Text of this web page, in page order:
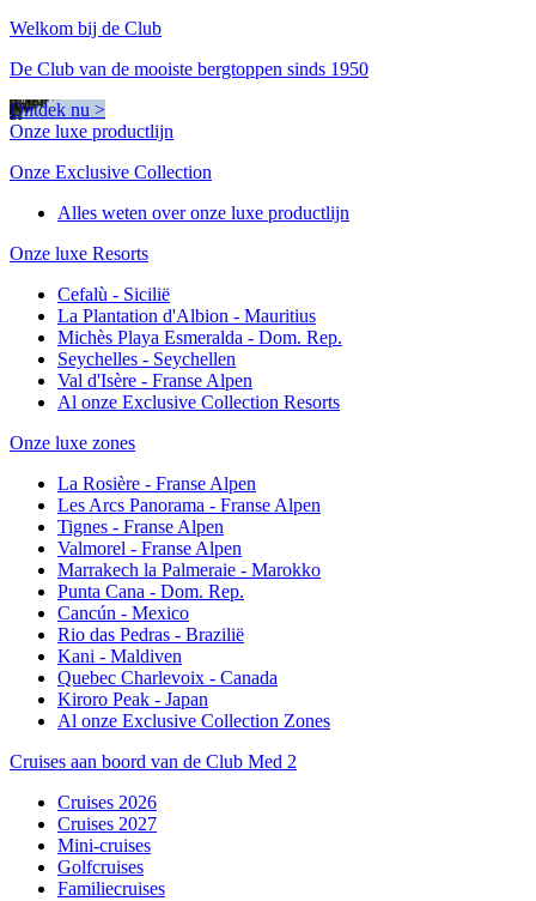
Welkom bij de Club
De Club van de mooiste bergtoppen sinds 1950
Ontdek nu >
Onze luxe productlijn
Onze Exclusive Collection
Alles weten over onze luxe productlijn
Onze luxe Resorts
Cefalù - Sicilië
La Plantation d'Albion - Mauritius
Michès Playa Esmeralda - Dom. Rep.
Seychelles - Seychellen
Val d'Isère - Franse Alpen
Al onze Exclusive Collection Resorts
Onze luxe zones
La Rosière - Franse Alpen
Les Arcs Panorama - Franse Alpen
Tignes - Franse Alpen
Valmorel - Franse Alpen
Marrakech la Palmeraie - Marokko
Punta Cana - Dom. Rep.
Cancún - Mexico
Rio das Pedras - Brazilië
Kani - Maldiven
Quebec Charlevoix - Canada
Kiroro Peak - Japan
Al onze Exclusive Collection Zones
Cruises aan boord van de Club Med 2
Cruises 2026
Cruises 2027
Mini-cruises
Golfcruises
Familiecruises